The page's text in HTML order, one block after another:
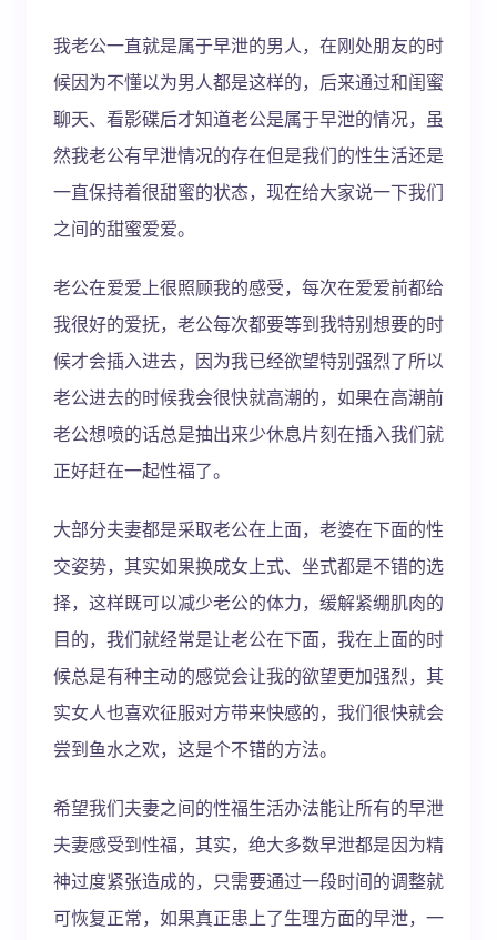
我老公一直就是属于早泄的男人，在刚处朋友的时
候因为不懂以为男人都是这样的，后来通过和闺蜜
聊天、看影碟后才知道老公是属于早泄的情况，虽
然我老公有早泄情况的存在但是我们的性生活还是
一直保持着很甜蜜的状态，现在给大家说一下我们
之间的甜蜜爱爱。
老公在爱爱上很照顾我的感受，每次在爱爱前都给
我很好的爱抚，老公每次都要等到我特别想要的时
候才会插入进去，因为我已经欲望特别强烈了所以
老公进去的时候我会很快就高潮的，如果在高潮前
老公想喷的话总是抽出来少休息片刻在插入我们就
正好赶在一起性福了。
大部分夫妻都是采取老公在上面，老婆在下面的性
交姿势，其实如果换成女上式、坐式都是不错的选
择，这样既可以减少老公的体力，缓解紧绷肌肉的
目的，我们就经常是让老公在下面，我在上面的时
候总是有种主动的感觉会让我的欲望更加强烈，其
实女人也喜欢征服对方带来快感的，我们很快就会
尝到鱼水之欢，这是个不错的方法。
希望我们夫妻之间的性福生活办法能让所有的早泄
夫妻感受到性福，其实，绝大多数早泄都是因为精
神过度紧张造成的，只需要通过一段时间的调整就
可恢复正常，如果真正患上了生理方面的早泄，一